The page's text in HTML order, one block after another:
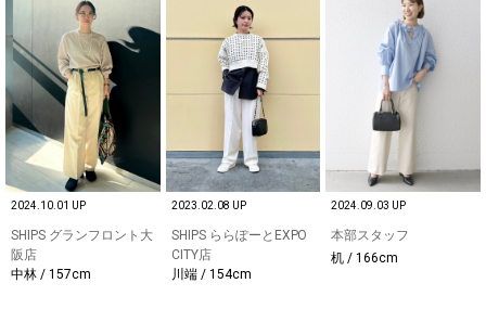
2024.10.01 UP
SHIPS グランフロント大
阪店
中林 / 157cm
2023.02.08 UP
SHIPS ららぽーとEXPO
CITY店
川端 / 154cm
2024.09.03 UP
本部スタッフ
机 / 166cm